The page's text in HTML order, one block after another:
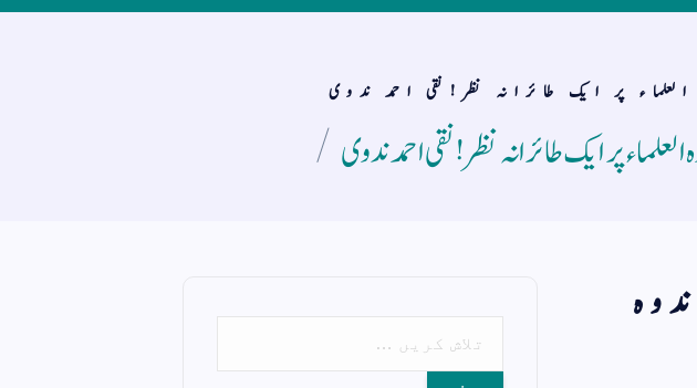
پر ایک طائرانہ نظر!نقی احمد ندوی
پر ایک طائرانہ نظر!نقی احمد ندوی